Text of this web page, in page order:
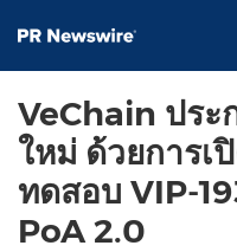
VeChain ประ
ใหม่ ด้วยการเ
ทดสอบ VIP-
PoA 2.0